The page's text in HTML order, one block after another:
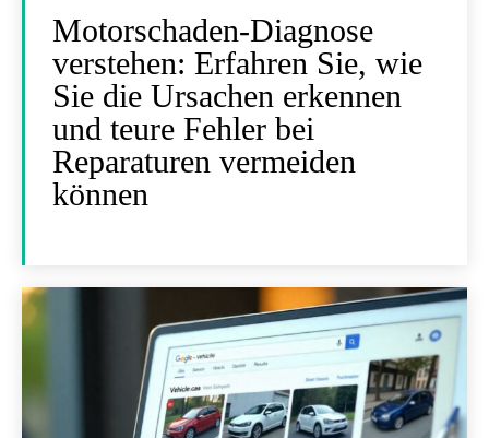
Motorschaden-Diagnose
verstehen: Erfahren Sie, wie
Sie die Ursachen erkennen
und teure Fehler bei
Reparaturen vermeiden
können